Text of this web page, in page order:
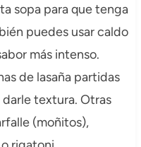
sopa para que tenga
puedes usar caldo
más intenso.
de lasaña partidas
textura. Otras
(moñitos),